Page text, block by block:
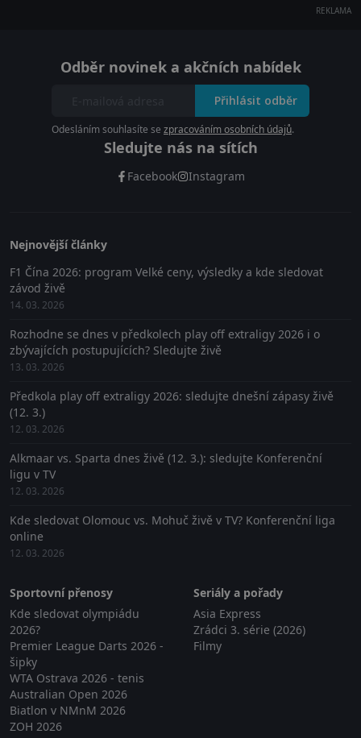
REKLAMA
Odběr novinek a akčních nabídek
Přihlásit odběr
Odesláním souhlasíte se zpracováním osobních údajů.
Sledujte nás na sítích
Facebook Instagram
Nejnovější články
F1 Čína 2026: program Velké ceny, výsledky a kde sledovat
závod živě
14. 03. 2026
Rozhodne se dnes v předkolech play off extraligy 2026 i o
zbývajících postupujících? Sledujte živě
13. 03. 2026
Předkola play off extraligy 2026: sledujte dnešní zápasy živě
(12. 3.)
12. 03. 2026
Alkmaar vs. Sparta dnes živě (12. 3.): sledujte Konferenční
ligu v TV
12. 03. 2026
Kde sledovat Olomouc vs. Mohuč živě v TV? Konferenční liga
online
12. 03. 2026
Sportovní přenosy
Kde sledovat olympiádu
2026?
Premier League Darts 2026 -
šipky
WTA Ostrava 2026 - tenis
Australian Open 2026
Biatlon v NMnM 2026
ZOH 2026
Seriály a pořady
Asia Express
Zrádci 3. série (2026)
Filmy